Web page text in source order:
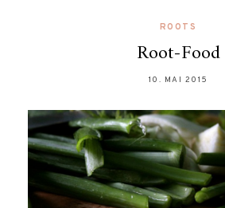
ROOTS
Root-Food
10. MAI 2015